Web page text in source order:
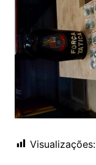
Visualizações: